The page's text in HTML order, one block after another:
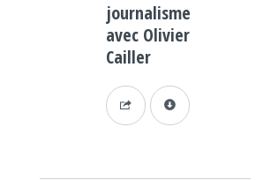
journalisme
avec Olivier
Cailler